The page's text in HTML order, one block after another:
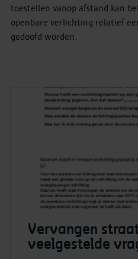
toestellen vanop afstand kan
openbare verlichting relatief
gedoofd worden.
Vervangen
veelgestelde